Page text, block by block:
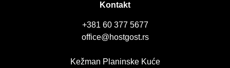
Kontakt
+381 60 377 5677
office@hostgost.rs
Kežman Planinske Kuće